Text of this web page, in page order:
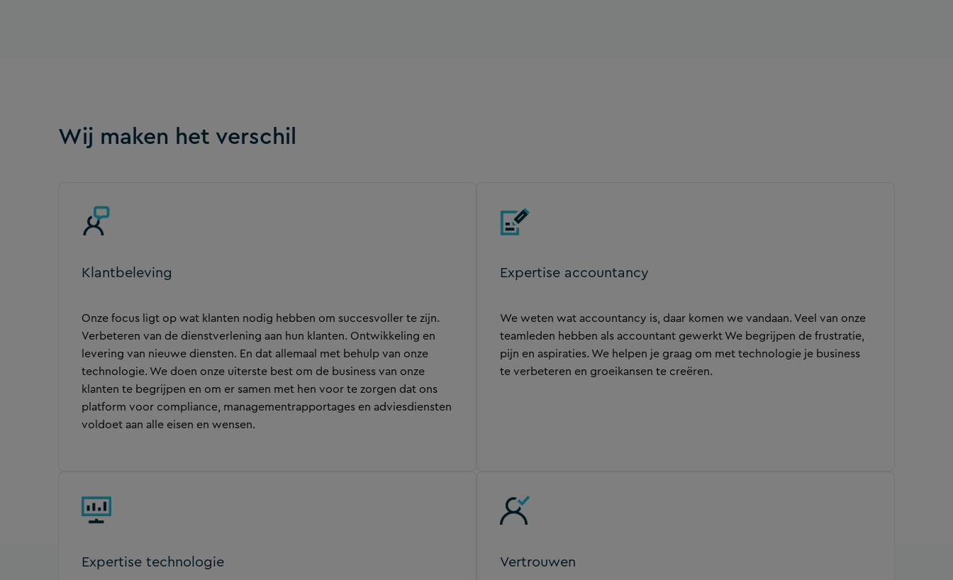
Wij maken het verschil
Klantbeleving
Onze focus ligt op wat klanten nodig hebben om succesvoller te zijn.
Verbeteren van de dienstverlening aan hun klanten. Ontwikkeling en
levering van nieuwe diensten. En dat allemaal met behulp van onze
technologie. We doen onze uiterste best om de business van onze
klanten te begrijpen en om er samen met hen voor te zorgen dat ons
platform voor compliance, managementrapportages en adviesdiensten
voldoet aan alle eisen en wensen.
Expertise accountancy
We weten wat accountancy is, daar komen we vandaan. Veel van onze
teamleden hebben als accountant gewerkt We begrijpen de frustratie,
pijn en aspiraties. We helpen je graag om met technologie je business
te verbeteren en groeikansen te creëren.
Expertise technologie Vertrouwen